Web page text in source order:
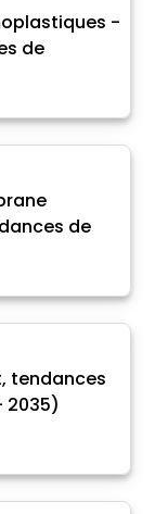
-
de
de
tendances
2035)